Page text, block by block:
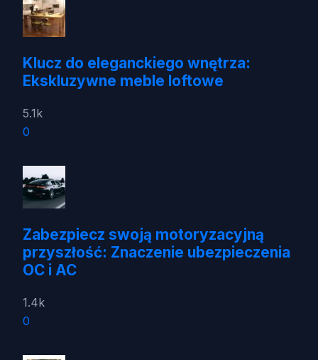
Klucz do eleganckiego wnętrza:
Ekskluzywne meble loftowe
5.1k
0
Zabezpiecz swoją motoryzacyjną
przyszłość: Znaczenie ubezpieczenia
OC i AC
1.4k
0